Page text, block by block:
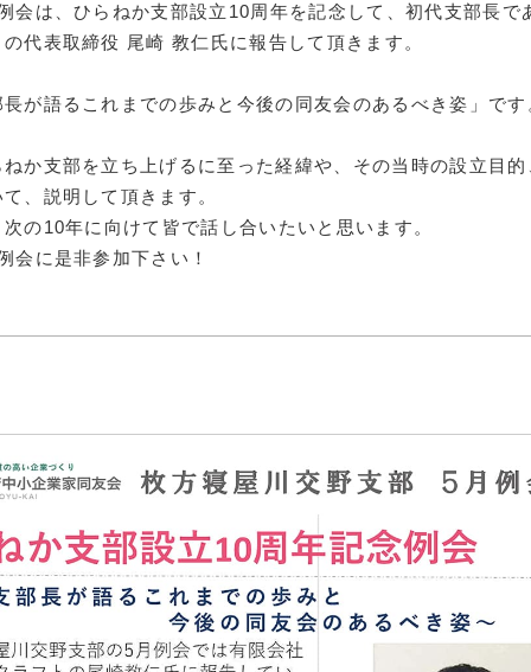
同友会の地域づく
産官学連
障がい者雇
例会案内・活動報
入会案
よくある質
事務
会は、ひらねか支部設立10周年を記念して、初代支部長で
代表取締役 尾崎 教仁氏に報告して頂きます。
が語るこれまでの歩みと今後の同友会のあるべき姿」です
か支部を立ち上げるに至った経緯や、その当時の設立目的
、説明して頂きます。
の10年に向けて皆で話し合いたいと思います。
会に是非参加下さい！